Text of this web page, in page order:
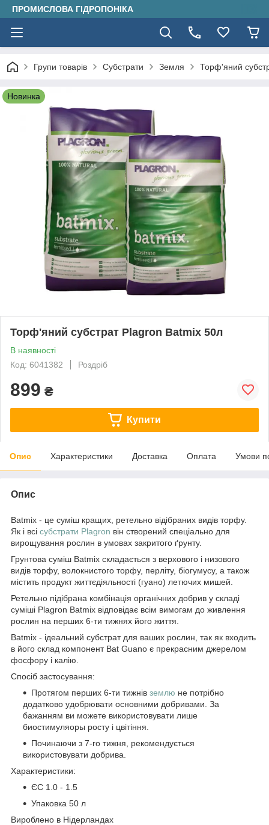
ПРОМИСЛОВА ГІДРОПОНІКА
Групи товарів Субстрати Земля Торф'яний
Новинка
Торф'яний субстрат Plagron Batmix 50л
В наявності
Код: 6041382
Роздріб
899 ₴
Купити
Опис Характеристики Доставка Оплата Умови
Опис
Batmix - це суміш кращих, ретельно відібраних видів торфу.
Як і всі субстрати Plagron він створений спеціально для
вирощування рослин в умовах закритого ґрунту.
Грунтова суміш Batmix складається з верхового і низового
видів торфу, волокнистого торфу, перліту, біогумусу, а також
містить продукт життєдіяльності (гуано) летючих мишей.
Ретельно підібрана комбінація органічних добрив у складі
суміші Plagron Batmix відповідає всім вимогам до живлення
рослин на перших 6-ти тижнях його життя.
Batmix - ідеальний субстрат для ваших рослин, так як входить
в його склад компонент Bat Guano є прекрасним джерелом
фосфору і калію.
Спосіб застосування:
Протягом перших 6-ти тижнів землю не потрібно
додатково удобрювати основними добривами. За
бажанням ви можете використовувати лише
биостимуляоры росту і цвітіння.
Починаючи з 7-го тижня, рекомендується
використовувати добрива.
Характеристики:
ЄС 1.0 - 1.5
Упаковка 50 л
Вироблено в Нідерландах